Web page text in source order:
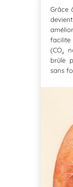
Grâce
facilite
(CO₂
brûle
sans